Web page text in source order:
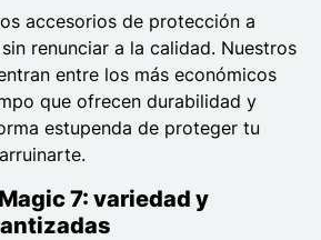
accesorios de protección a
renunciar a la calidad. Nuestros
entre los más económicos
que ofrecen durabilidad y
estupenda de proteger tu
7: variedad y